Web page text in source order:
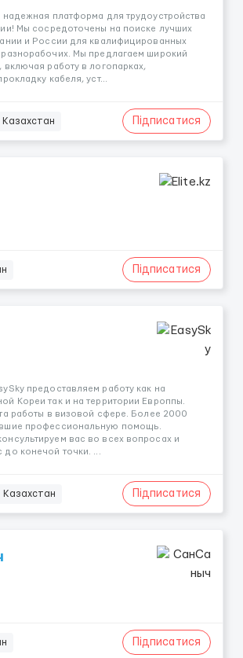
платформа для трудоустройства
Мы сосредоточены на поиске лучших
и России для квалифицированных
Мы предлагаем широкий
включая работу в логопарках,
кабеля, уст...
Казахстан Підписатися
Підписатися
предоставляем работу как на
Кореи так и на территории Европпы.
работы в визовой сфере. Более 2000
профессиональную помощь.
вас во всех вопросах и
конечой точки. ...
Казахстан Підписатися
Підписатися